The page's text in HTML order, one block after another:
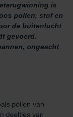
is
pollen, stof en
de buitenlucht
gevoerd.
ongeacht
pollen van
deeltjes van